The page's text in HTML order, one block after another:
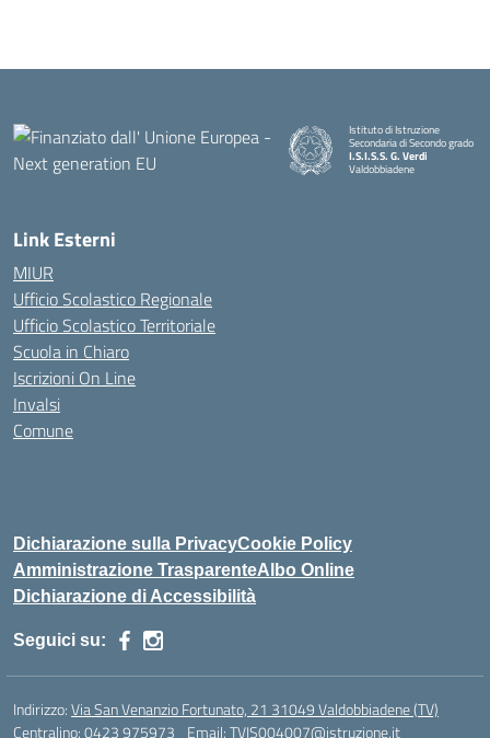
Istituto di Istruzione
Secondaria di Secondo grado
I.S.I.S.S. G. Verdi
Valdobbiadene
Link Esterni
MIUR
Ufficio Scolastico Regionale
Ufficio Scolastico Territoriale
Scuola in Chiaro
Iscrizioni On Line
Invalsi
Comune
Dichiarazione sulla PrivacyCookie Policy
Amministrazione TrasparenteAlbo Online
Dichiarazione di Accessibilità
Seguici su:
Indirizzo:Via San Venanzio Fortunato, 21 31049 Valdobbiadene (TV)
Centralino:0423 975973 Email:TVIS004007@istruzione.it